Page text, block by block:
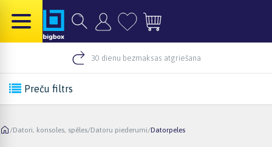
30 dienu bezmaksas atgriešana
Preču filtrs
/Datori, konsoles, spēles/Datoru piederumi/Datorpeles